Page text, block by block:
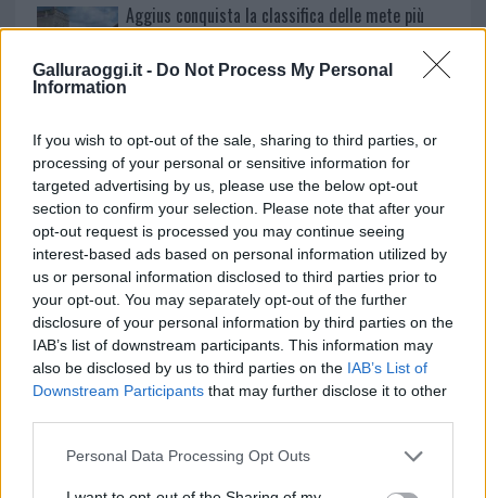
Galluraoggi.it - Do Not Process My Personal
Information
If you wish to opt-out of the sale, sharing to third parties, or
processing of your personal or sensitive information for
targeted advertising by us, please use the below opt-out
section to confirm your selection. Please note that after your
opt-out request is processed you may continue seeing
interest-based ads based on personal information utilized by
us or personal information disclosed to third parties prior to
your opt-out. You may separately opt-out of the further
disclosure of your personal information by third parties on the
IAB’s list of downstream participants. This information may
also be disclosed by us to third parties on the IAB’s List of
Downstream Participants that may further disclose it to other
Please note that this website/app uses one or more Google
Personal Data Processing Opt Outs
Aggius conquista la classifica delle mete più
NECROLOGIE
Mario Malu